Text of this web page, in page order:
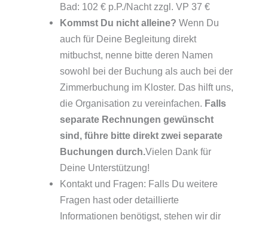
Bad: 102 € p.P./Nacht zzgl. VP 37 €
Kommst Du nicht alleine?Wenn Du
auch für Deine Begleitung direkt
mitbuchst, nenne bitte deren Namen
sowohl bei der Buchung als auch bei der
Zimmerbuchung im Kloster. Das hilft uns,
die Organisation zu vereinfachen. Falls
separate Rechnungen gewünscht
sind, führe bitte direkt zwei separate
Buchungen durch.Vielen Dank für
Deine Unterstützung!
Kontakt und Fragen: Falls Du weitere
Fragen hast oder detaillierte
Informationen benötigst, stehen wir dir